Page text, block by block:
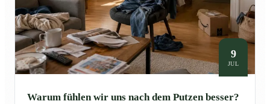
9
JUL
Warum fühlen wir uns nach dem Putzen besser?